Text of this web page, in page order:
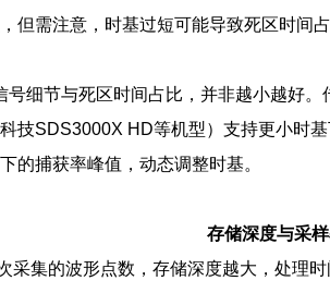
但需注意，时基过短可能导致死区时间
细节与死区时间占比，并非越小越好。
技SDS3000X HD等机型）支持更小时
的捕获率峰值，动态调整时基。
存储深度与采
采集的波形点数，存储深度越大，处理